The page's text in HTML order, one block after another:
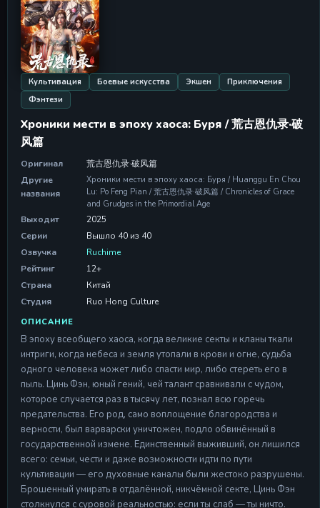
Серия 7
28 Apr 2026
Серия 8
Серия 8
28 Apr 2026
28 Apr 2026
Серия 10
28 Apr 2026
Серия 11
Серия 11
28 Apr 2026
Серия 12
28 Apr 2026
Серия 13
28 Apr 2026
Серия 14
Серия 14
Серия 15
Серия 15
28 Apr 2026
Серия 16
Серия 16
28 Apr 2026
Культивация Боевые искусства Экшен
Приключения
Фэнтези
Хроники мести в эпоху хаоса: Буря / 荒古恩仇录·破
风篇
Оригинал
荒古恩仇录·破风篇
Другие
названия
Хроники мести в эпоху хаоса: Буря / Huanggu En Chou
Lu: Po Feng Pian / 荒古恩仇录·破风篇 / Chronicles of Grace
and Grudges in the Primordial Age
Выходит
2025
Серии
Вышло 40 из 40
Озвучка
Ruchime
Рейтинг
12+
Страна
Китай
Студия
Ruo Hong Culture
ОПИСАНИЕ
В эпоху всеобщего хаоса, когда великие секты и кланы ткали
интриги, когда небеса и земля утопали в крови и огне, судьба
одного человека может либо спасти мир, либо стереть его в
пыль. Цинь Фэн, юный гений, чей талант сравнивали с чудом,
которое случается раз в тысячу лет, познал всю горечь
предательства. Его род, само воплощение благородства и
верности, был варварски уничтожен, подло обвинённый в
государственной измене. Единственный выживший, он лишился
всего: семьи, чести и даже возможности идти по пути
культивации — его духовные каналы были жестоко разрушены.
Брошенный умирать в отдалённой, никчёмной секте, Цинь Фэн
столкнулся с суровой реальностью: если ты слаб — ты ничто.